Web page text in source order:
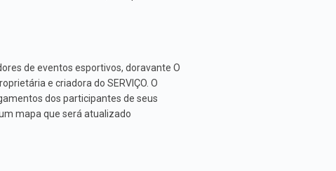
de eventos esportivos, doravante O
e criadora do SERVIÇO. O
dos participantes de seus
mapa que será atualizado